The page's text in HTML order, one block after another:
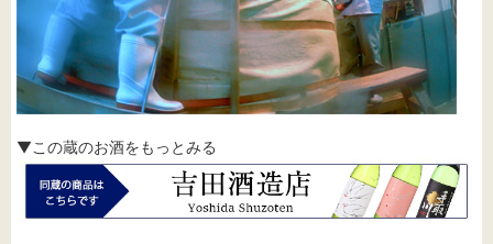
▼この蔵のお酒をもっとみる